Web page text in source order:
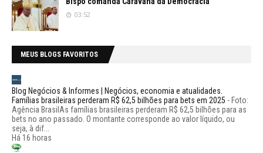
03:52
MEUS BLOGS FAVORITOS
Blog Negócios & Informes | Negócios, economia e atualidades.
Famílias brasileiras perderam R$ 62,5 bilhões para bets em 2025 - Foto:
Agência BrasilAs famílias brasileiras perderam R$ 62,5 bilhões para as
bets no ano passado. O montante corresponde ao valor líquido, ou
seja, à dif...
Há 16 horas